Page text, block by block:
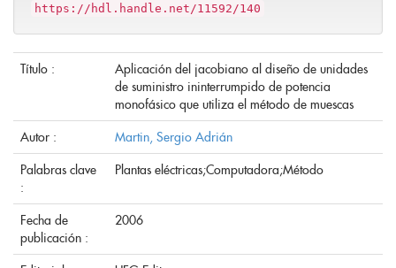
https://hdl.handle.net/11592/140
Título :
Aplicación del jacobiano al diseño de unidades
de suministro ininterrumpido de potencia
monofásico que utiliza el método de muescas
Autor : Martin, Sergio Adrián
Palabras clave
:
Plantas eléctricas;Computadora;Método
Fecha de
publicación :
2006